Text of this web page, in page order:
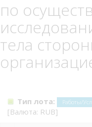
по
тела
Тип лота: Работы/
[Валюта: RUB]